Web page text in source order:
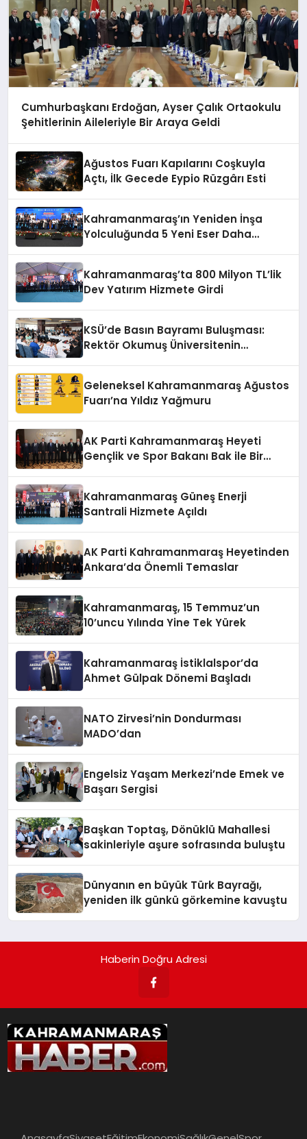
Cumhurbaşkanı Erdoğan, Ayser Çalık Ortaokulu
Şehitlerinin Aileleriyle Bir Araya Geldi
Ağustos Fuarı Kapılarını Coşkuyla
Açtı, İlk Gecede Eypio Rüzgârı Esti
Kahramanmaraş’ın Yeniden İnşa
Yolculuğunda 5 Yeni Eser Daha
Kahramanmaraş’ta 800 Milyon TL’lik
Dev Yatırım Hizmete Girdi
KSÜ’de Basın Bayramı Buluşması:
Rektör Okumuş Üniversitenin
Geleneksel Kahramanmaraş Ağustos
Fuarı’na Yıldız Yağmuru
AK Parti Kahramanmaraş Heyeti
Gençlik ve Spor Bakanı Bak ile Bir
Kahramanmaraş Güneş Enerji
Santrali Hizmete Açıldı
AK Parti Kahramanmaraş Heyetinden
Ankara’da Önemli Temaslar
Kahramanmaraş, 15 Temmuz’un
10’uncu Yılında Yine Tek Yürek
Kahramanmaraş İstiklalspor’da
Ahmet Gülpak Dönemi Başladı
NATO Zirvesi’nin Dondurması
MADO’dan
Engelsiz Yaşam Merkezi’nde Emek ve
Başarı Sergisi
Başkan Toptaş, Dönüklü Mahallesi
sakinleriyle aşure sofrasında buluştu
Dünyanın en büyük Türk Bayrağı,
yeniden ilk günkü görkemine kavuştu
Haberin Doğru Adresi